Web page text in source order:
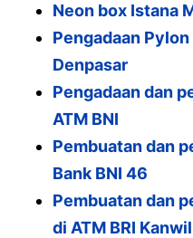
Neon box Istana
Pengadaan
Denpasar
Pengadaan dan
ATM BNI
Pembuatan dan
Bank BNI 46
Pembuatan dan
di ATM BRI